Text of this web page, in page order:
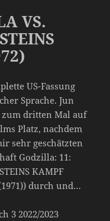
VS.
US-Fassung
Sprache. Jun
dritten Mal auf
Platz, nachdem
sehr geschätzten
Godzilla: 11:
KAMPF
(1971)) durch und…
3 2022/2023